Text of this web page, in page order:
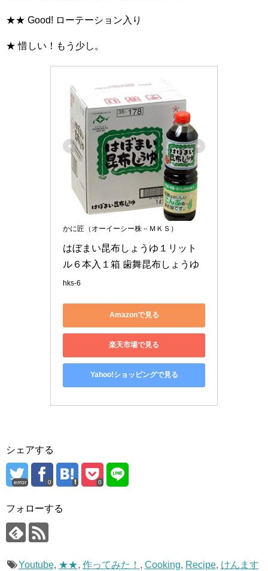
★★ Good! ローテーション入り
★ 惜しい！もう少し。
かに匠（オーイーシー株－ＭＫＳ）
はぼまい昆布しょうゆ１リット
ル６本入１箱 歯舞昆布しょうゆ
hks-6
Amazonで見る
楽天市場で見る
Yahoo!ショッピングで見る
シェアする
error 0 0
フォローする
Youtube, ★★, 作ってみた！ , Cooking, Recipe, けんます